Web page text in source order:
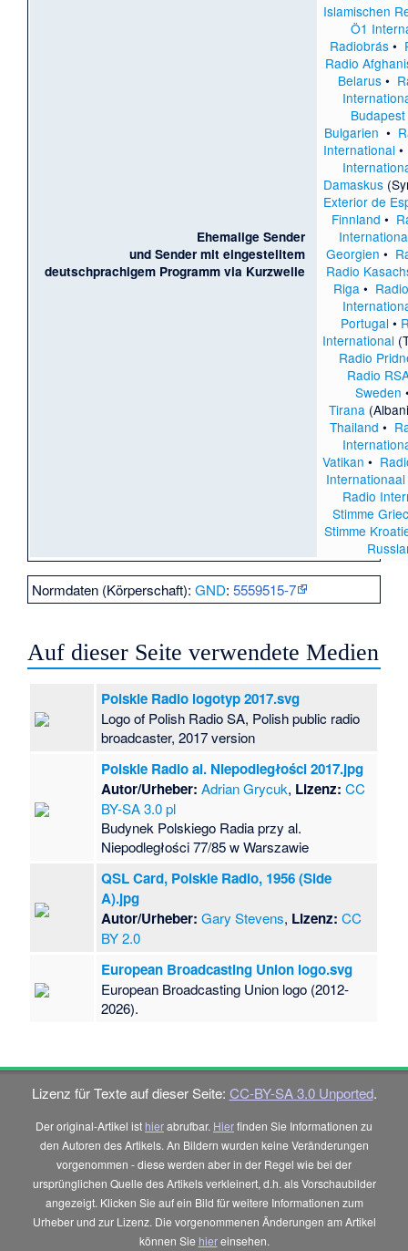
Ehemalige Sender
und Sender mit eingestelltem
deutschprachigem Programm via Kurzwelle
Islamischen
Ö1
Radiobrás•
Radio
Belarus •
Budapest
Bulgarien •
International
Damaskus
Exterior de
Finnland •
Georgien •
Radio
Riga •
Portugal •
International
Radio
Radio
Sweden
Tirana
Thailand •
Vatikan •
Internationaal
Radio
Stimme
Stimme
Normdaten (Körperschaft):GND:5559515-7
Auf dieser Seite verwendete Medien
Polskie Radio logotyp 2017.svg
Logo of Polish Radio SA, Polish public radio
broadcaster, 2017 version
Polskie Radio al. Niepodległości 2017.jpg
Autor/Urheber: Adrian Grycuk, Lizenz: CC
BY-SA 3.0 pl
Budynek Polskiego Radia przy al.
Niepodległości 77/85 w Warszawie
QSL Card, Polskie Radio, 1956 (Side
A).jpg
Autor/Urheber: Gary Stevens, Lizenz: CC
BY 2.0
European Broadcasting Union logo.svg
European Broadcasting Union logo (2012-
2026).
Lizenz für Texte auf dieser Seite: CC-BY-SA 3.0 Unported.
Der original-Artikel ist hierabrufbar. Hierfinden Sie Informationen zu
den Autoren des Artikels. An Bildern wurden keine Veränderungen
vorgenommen - diese werden aber in der Regel wie bei der
ursprünglichen Quelle des Artikels verkleinert, d.h. als Vorschaubilder
angezeigt. Klicken Sie auf ein Bild für weitere Informationen zum
Urheber und zur Lizenz. Die vorgenommenen Änderungen am Artikel
können Sie hiereinsehen.